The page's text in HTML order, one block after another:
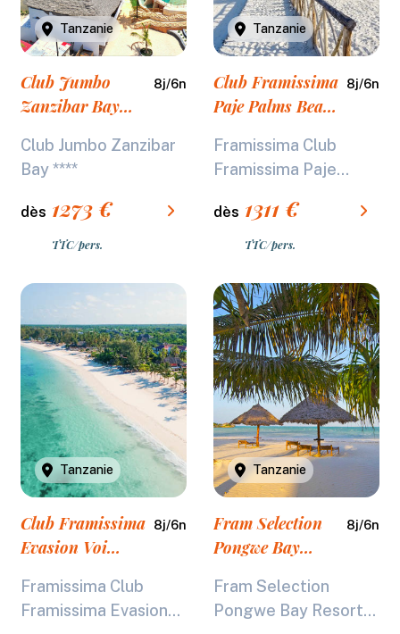
Tanzanie
Club Jumbo
Zanzibar Bay
8j/6n
Club Jumbo Zanzibar
Bay ****
dès 1273 €
TTC/pers.
Tanzanie
Club Framissima
Paje Palms Beach
8j/6n
Framissima Club
Framissima Paje...
dès 1311 €
TTC/pers.
Tanzanie
Club Framissima
Evasion Voi
****
8j/6n
Framissima Club
Framissima Evasion...
Tanzanie
Fram Selection
Pongwe Bay
8j/6n
Fram Selection
Pongwe Bay Resort...